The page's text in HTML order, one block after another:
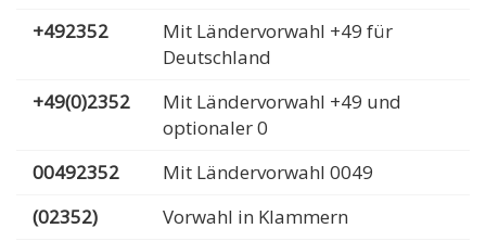
+492352
Mit Ländervorwahl +49 für
Deutschland
+49(0)2352
Mit Ländervorwahl +49 und
optionaler 0
00492352
Mit Ländervorwahl 0049
(02352)
Vorwahl in Klammern